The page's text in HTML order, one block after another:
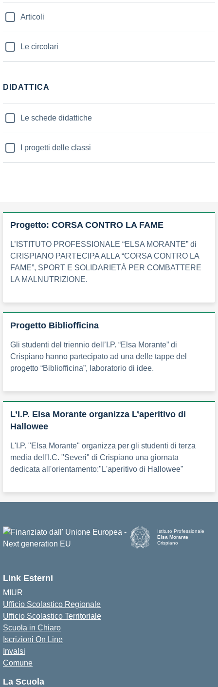
Articoli
Le circolari
DIDATTICA
Le schede didattiche
I progetti delle classi
Progetto: CORSA CONTRO LA FAME
L’ISTITUTO PROFESSIONALE “ELSA MORANTE” di
CRISPIANO PARTECIPA ALLA “CORSA CONTRO LA
FAME”, SPORT E SOLIDARIETÀ PER COMBATTERE
LA MALNUTRIZIONE.
Progetto Bibliofficina
Gli studenti del triennio dell’I.P. “Elsa Morante” di
Crispiano hanno partecipato ad una delle tappe del
progetto “Bibliofficina”, laboratorio di idee.
L’I.P. Elsa Morante organizza L’aperitivo di
Hallowee
L'I.P. "Elsa Morante" organizza per gli studenti di terza
media dell'I.C. "Severi" di Crispiano una giornata
dedicata all'orientamento:"L'aperitivo di Hallowee"
Istituto Professionale
Elsa Morante
Crispiano
Link Esterni
MIUR
Ufficio Scolastico Regionale
Ufficio Scolastico Territoriale
Scuola in Chiaro
Iscrizioni On Line
Invalsi
Comune
La Scuola